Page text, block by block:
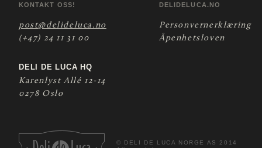
KONTAKT OSS!
post@delideluca.no
(+47) 24 11 31 00
DELI DE LUCA HQ
Karenlyst Allé 12-14
0278 Oslo
DELIDELUCA.NO
Personvernerklæring
Åpenhetsloven
© DELI DE LUCA NORGE AS 2014